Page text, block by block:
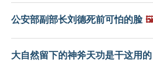
公安部副部长刘德死前可怕的脸
大自然留下的神斧天功是干这用的